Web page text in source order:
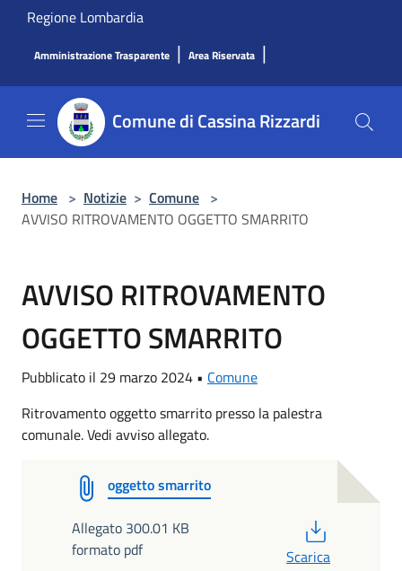
Salta al contenuto principale
Regione Lombardia
Amministrazione Trasparente | Area Riservata |
Comune di Cassina Rizzardi
Home > Notizie > Comune >
AVVISO RITROVAMENTO OGGETTO SMARRITO
AVVISO RITROVAMENTO
OGGETTO SMARRITO
Pubblicato il 29 marzo 2024 • Comune
Ritrovamento oggetto smarrito presso la palestra
comunale. Vedi avviso allegato.
oggetto smarrito
Allegato 300.01 KB
formato pdf
Scarica